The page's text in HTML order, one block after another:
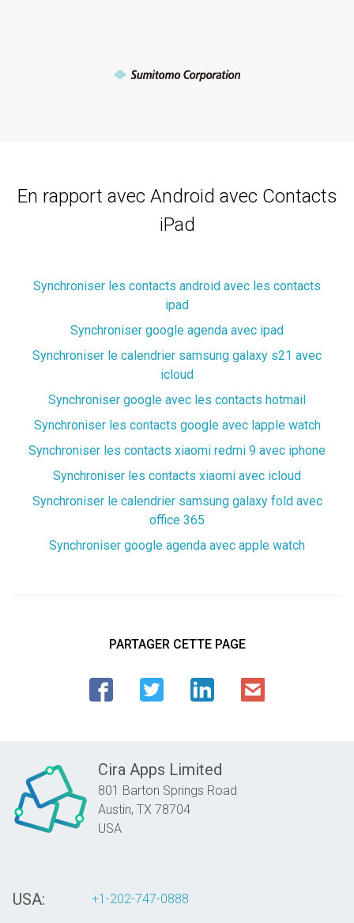
En rapport avec Android avec Contacts
iPad
Synchroniser les contacts android avec les contacts
ipad
Synchroniser google agenda avec ipad
Synchroniser le calendrier samsung galaxy s21 avec
icloud
Synchroniser google avec les contacts hotmail
Synchroniser les contacts google avec lapple watch
Synchroniser les contacts xiaomi redmi 9 avec iphone
Synchroniser les contacts xiaomi avec icloud
Synchroniser le calendrier samsung galaxy fold avec
office 365
Synchroniser google agenda avec apple watch
PARTAGER CETTE PAGE
Cira Apps Limited
801 Barton Springs Road
Austin, TX 78704
USA
USA: +1-202-747-0888